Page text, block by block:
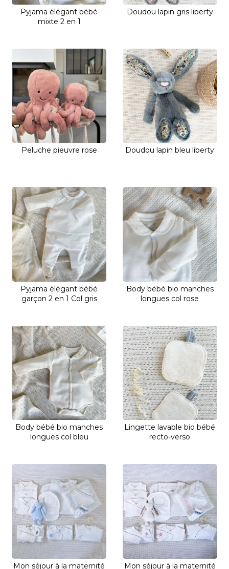
Pyjama élégant bébé
mixte 2 en 1
Doudou lapin gris liberty
Peluche pieuvre rose Doudou lapin bleu liberty
Pyjama élégant bébé
garçon 2 en 1 Col gris
Body bébé bio manches
longues col rose
Body bébé bio manches
longues col bleu
Lingette lavable bio bébé
recto-verso
Mon séjour à la maternité
Mon séjour à la maternité